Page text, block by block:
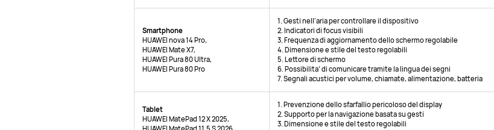
Smartphone
HUAWEI nova 14 Pro,
HUAWEI Mate X7,
HUAWEI Pura 80 Ultra,
HUAWEI Pura 80 Pro
1. Gesti nell'aria per controllare il dispositivo
2. Indicatori di focus visibili
3. Frequenza di aggiornamento dello schermo regolabile
4. Dimensione e stile del testo regolabili
5. Lettore di schermo
6. Possibilita’ di comunicare tramite la lingua dei segni
7. Segnali acustici per volume, chiamate, alimentazione, batteria
Tablet
HUAWEI MatePad 12 X 2025,
1. Prevenzione dello sfarfallio pericoloso del display
2. Supporto per la navigazione basata su gesti
3. Dimensione e stile del testo regolabili